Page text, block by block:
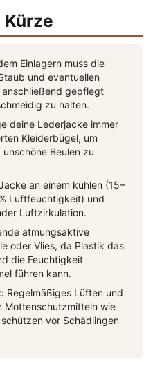
Einlagern muss die
und eventuellen
gepflegt
zu halten.
deine Lederjacke immer
Kleiderbügel, um
Beulen zu
an einem kühlen (15–
Luftfeuchtigkeit) und
Luftzirkulation.
atmungsaktive
oder Vlies, da Plastik das
die Feuchtigkeit
führen kann.
Regelmäßiges Lüften und
Mottenschutzmitteln wie
vor Schädlingen